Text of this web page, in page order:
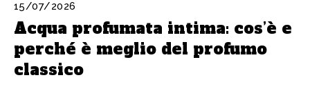
15/07/2026
Acqua profumata intima: cos’è e
perché è meglio del profumo
classico